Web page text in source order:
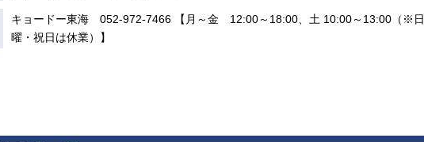
キョードー東海 052-972-7466 【月～金 12:00～18:00、土 10:00～13:00（※日
曜・祝日は休業）】